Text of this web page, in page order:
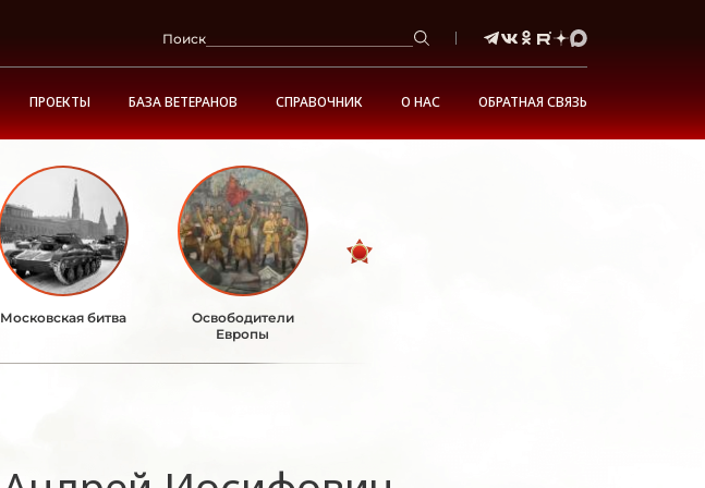
Поиск
ПРОЕКТЫ БАЗА ВЕТЕРАНОВ СПРАВОЧНИК О НАС ОБРАТНАЯ СВЯЗЬ
Московская битва
Освободители
Европы